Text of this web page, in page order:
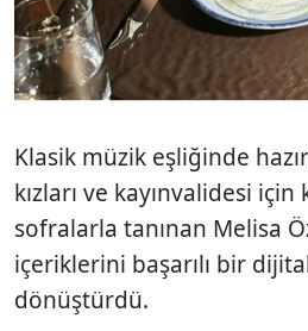
Klasik müzik eşliğinde
kızları ve kayınvalidesi
sofralarla tanınan Melisa
içeriklerini başarılı bir
dönüştürdü.